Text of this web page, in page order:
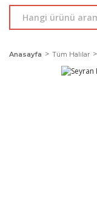
Anasayfa Tüm Halılar